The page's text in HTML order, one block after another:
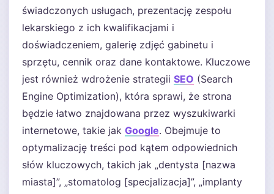
świadczonych usługach, prezentację zespołu
lekarskiego z ich kwalifikacjami i
doświadczeniem, galerię zdjęć gabinetu i
sprzętu, cennik oraz dane kontaktowe. Kluczowe
jest również wdrożenie strategii SEO (Search
Engine Optimization), która sprawi, że strona
będzie łatwo znajdowana przez wyszukiwarki
internetowe, takie jak Google. Obejmuje to
optymalizację treści pod kątem odpowiednich
słów kluczowych, takich jak „dentysta [nazwa
miasta]”, „stomatolog [specjalizacja]”, „implanty